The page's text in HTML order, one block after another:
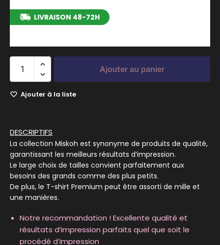
LIVRAISON 48-72H
Ajouter au panier
Ajouter à la liste
DESCRIPTIFS
La collection Miskoh est synonyme de produits de qualité,
garantissant les meilleurs résultats d’impression.
Le large choix de tailles convient parfaitement aux
besoins des grands comme des plus petits.
De plus, le T-shirt Premium peut être assorti de mille et
une manières.
Notre recommandation ! Excellente qualité et
résultats d’impression parfaits quel que soit le
procédé d’impression